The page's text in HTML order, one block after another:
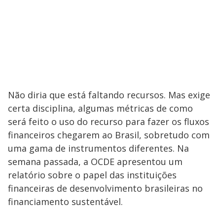
Não diria que está faltando recursos. Mas exige
certa disciplina, algumas métricas de como
será feito o uso do recurso para fazer os fluxos
financeiros chegarem ao Brasil, sobretudo com
uma gama de instrumentos diferentes. Na
semana passada, a OCDE apresentou um
relatório sobre o papel das instituições
financeiras de desenvolvimento brasileiras no
financiamento sustentável.